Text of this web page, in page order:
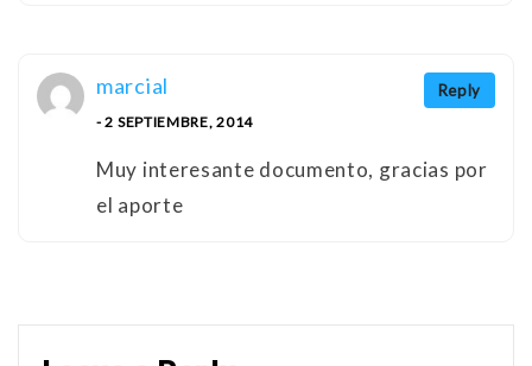
Reply
marcial
- 2 SEPTIEMBRE, 2014
Muy interesante documento, gracias por
el aporte